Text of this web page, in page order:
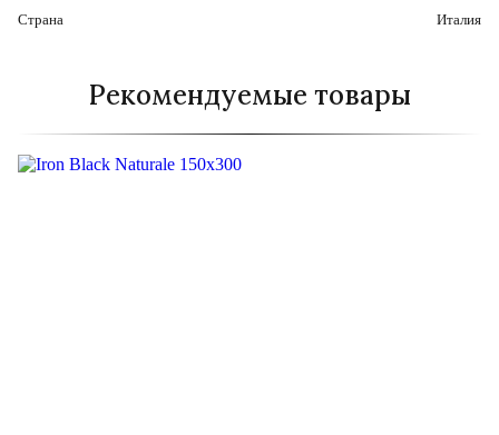
Страна Италия
Рекомендуемые товары